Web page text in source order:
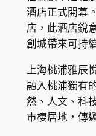
酒店正式開幕
店，此酒店銳
創城帶來可持
上海桃浦雅辰
融入桃浦獨有
然、人文、科
市棲居地，傳